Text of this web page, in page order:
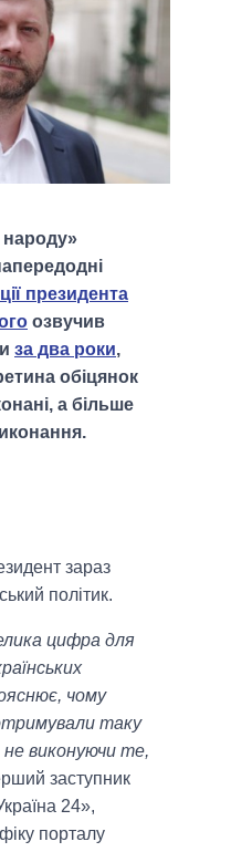
народу»
президента
озвучив
за два роки,
обіцянок
а більше
зараз
політик.
цифра для
чому
таку
не виконуючи те,
заступник
24»,
порталу